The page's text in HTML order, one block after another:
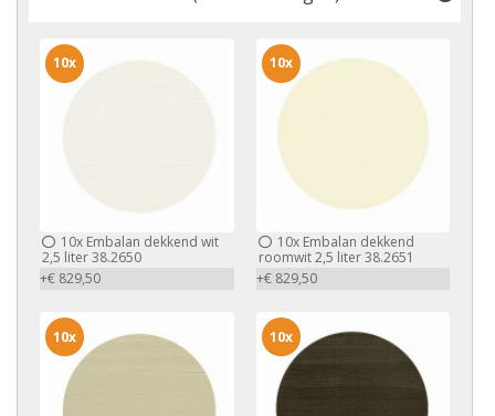
10x Embalan dekkend wit
2,5 liter 38.2650
+€ 829,50
10x
10xEmbalan dekkend
roomwit 2,5 liter 38.2651
+€ 829,50
10x
10x 10x